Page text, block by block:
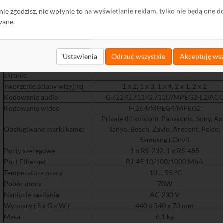
zgodzisz, nie wpłynie to na wyświetlanie reklam, tylko nie będą one
Ustawienia Odrzuć wszystkie Akceptuję
We/Wy alarmowe
Tak, 4 / 4
Tak (4 kanały)
Podział na pojedyńczym
ekranie
Tworzenie ściany wizyjnej
1 x 2, 1 x 3, 1 x 4, 2 x 1, 2 x 2
Kodowanie audio
G.722/G.711/G.711U/MPEG2-L2/ACC
Kodowanie wideo
H.264/MPEG4/MPEG2
Obsługiwane marki kamer
Private (Hikvision), Panasonic, Sony,
Sanyo, Bosch, Zavio, Arecont, Pelco,
Samusng i Onvif
Porty szeregowe
1 x RS-232, 1 x RS-485
Port Ethernet
RJ-45 10/100/1000 Mb/s
Temperatura pracy
-10 ... 55 °C
Pobór mocy
70W
Napięcie zasilania
AC 230 V
Wymiary ( S x G x W )
440 x 340 x 70 mm
Masa
6,1 kg